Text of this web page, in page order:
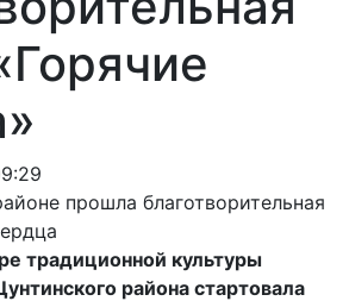
традиционной культуры
района стартовала